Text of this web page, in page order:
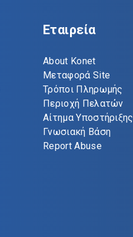
Εταιρεία
About Konet
Μεταφορά Site
Τρόποι Πληρωμής
Περιοχή Πελατών
Αίτημα Υποστήριξης
Γνωσιακή Βάση
Report Abuse